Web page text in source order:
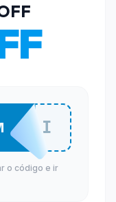
o código e ir